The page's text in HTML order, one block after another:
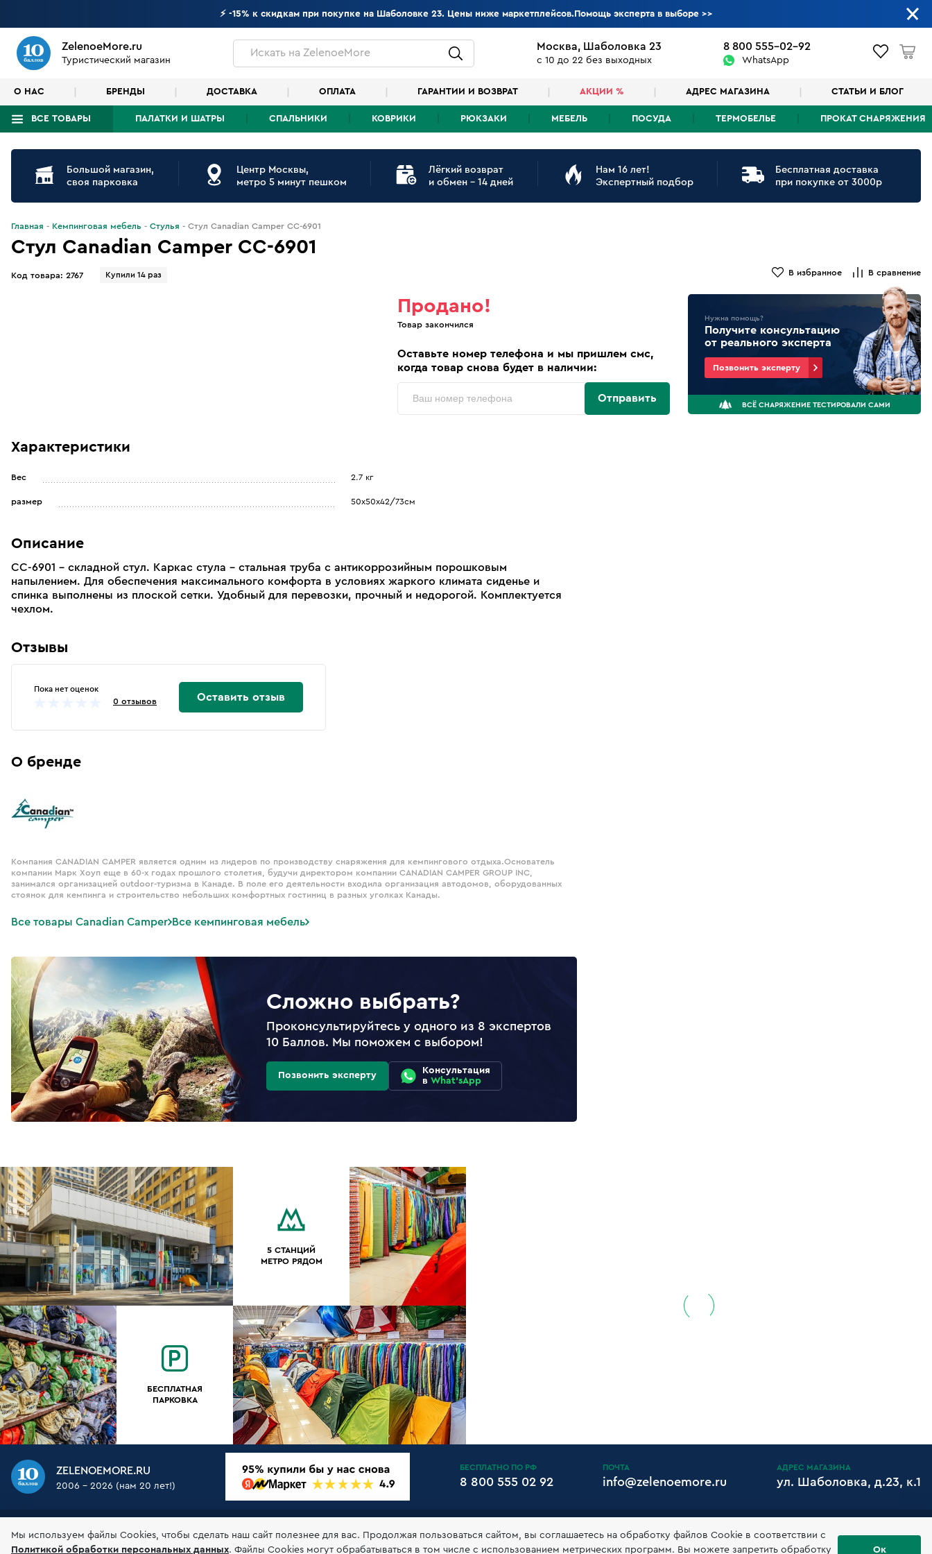
⚡ -15% к скидкам при покупке на Шаболовке 23. Цены ниже маркетплейсов.Помощь эксперта в выборе>>
ZelenoeMore.ru
Туристический магазин
Искатьна ZelenoeMore
Москва, Шаболовка 23
с 10 до 22 без выходных
8 800 555-02-92
WhatsApp
О НАС БРЕНДЫ ДОСТАВКА ОПЛАТА ГАРАНТИИ И ВОЗВРАТ АКЦИИ % АДРЕС МАГАЗИНА СТАТЬИ И БЛОГ
ВСЕ ТОВАРЫ ПАЛАТКИ И ШАТРЫ СПАЛЬНИКИ КОВРИКИ РЮКЗАКИ МЕБЕЛЬ ПОСУДА ТЕРМОБЕЛЬЕ ПРОКАТ СНАРЯЖЕНИЯ
Что будем искать?
Большой магазин,
своя парковка
Центр Москвы,
метро 5 минут пешком
Лёгкий возврат
и обмен - 14 дней
Нам 16 лет!
Экспертный подбор
Бесплатная доставка
при покупке от 3000р
Главная Кемпинговая мебель Стулья Стул Canadian Camper СС-6901
Стул Canadian Camper СС-6901
Код товара: 2767 Купили 14 раз В избранное В сравнение
Продано!
Товар закончился
Оставьте номер телефона и мы пришлем смс,
когда товар снова будет в наличии:
Отправить
Нужна помощь?
Получите консультацию
от реального эксперта
Позвонить эксперту
ВСЁ СНАРЯЖЕНИЕ ТЕСТИРОВАЛИ САМИ
Характеристики
Вес 2.7 кг
размер 50х50х42/73см
Описание
СС-6901 - складной стул. Каркас стула - стальная труба с антикоррозийным порошковым
напылением. Для обеспечения максимального комфорта в условиях жаркого климата сиденье и
спинка выполнены из плоской сетки. Удобный для перевозки, прочный и недорогой. Комплектуется
чехлом.
Отзывы
Пока нет оценок
0 отзывов Оставить отзыв
О бренде
Компания CANADIAN CAMPER является одним из лидеров по производству снаряжения для кемпингового отдыха.Основатель
компании Марк Хоуп еще в 60-х годах прошлого столетия, будучи директором компании CANADIAN CAMPER GROUP INC,
занимался организацией outdoor-туризма в Канаде. В поле его деятельности входила организация автодомов, оборудованных
стоянок для кемпинга и строительство небольших комфортных гостиниц в разных уголках Канады.
Все товары Canadian Camper Все кемпинговая мебель
Сложно выбрать?
Проконсультируйтесь у одного из 8 экспертов
10 Баллов. Мы поможем с выбором!
Позвонить эксперту
Консультация
в What'sApp
5 СТАНЦИЙ
МЕТРО РЯДОМ
БЕСПЛАТНАЯ
ПАРКОВКА
ZELENOEMORE.RU
2006 - 2026 (нам 20 лет!)
БЕСПЛАТНО ПО РФ
8 800 555 02 92
ПОЧТА
info@zelenoemore.ru
АДРЕС МАГАЗИНА
ул. Шаболовка, д.23, к.1
О НАС МАГАЗИН ДОСТАВКА ОПЛАТА ГАРАНТИИ И ВОЗВРАТ КЛУБ 10БАЛЛОВ КОНТАКТЫ РЕКВИЗИТЫ
Мы используем файлы Сookies, чтобы сделать наш сайт полезнее для вас. Продолжая пользоваться сайтом, вы соглашаетесь на обработку файлов Сookie в соответствии с
Политикой обработки персональных данных. Файлы Cookies могут обрабатываться в том числе с использованием метрических программ. Вы можете запретить обработку Ок